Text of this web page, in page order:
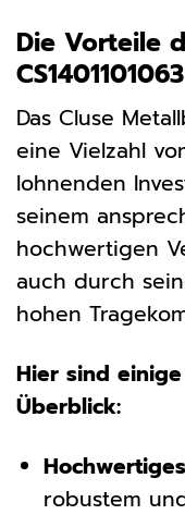
Die Vorteile
CS1401101063
Das Cluse
eine Vielzahl
lohnenden
seinem
hochwertigen
auch durch
hohen
Hier sind
Überblick:
robustem